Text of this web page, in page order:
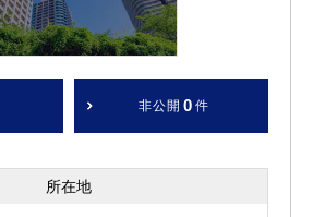
非公開 0 件
所在地